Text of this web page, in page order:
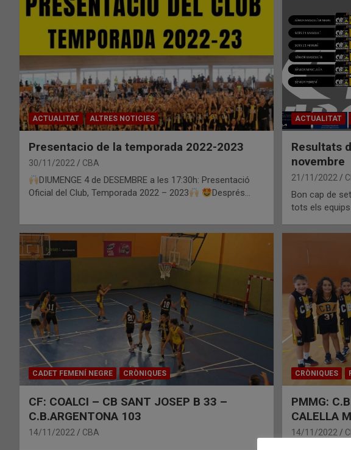
ACTUALITAT ALTRES NOTICIES
Presentacio de la temporada 2022-2023
30/11/2022 CBA
DIUMENGE 4 de DESEMBRE a les 17:30h: Presentació
Oficial del Club, Temporada 2022 – 2023
Després…
ACTUALITAT
Resultats
novembre
21/11/2022
Bon cap de
tots els
CADET FEMENÍ NEGRE CRÒNIQUES
CF: COALCI – CB SANT JOSEP B 33 –
C.B.ARGENTONA 103
14/11/2022 CBA
CRÒNIQUES
PMMG:
CALELLA
14/11/2022